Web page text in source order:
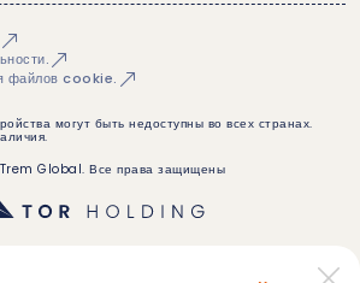
файлов cookie.
могут быть недоступны во всех странах.
Global. Все права защищены